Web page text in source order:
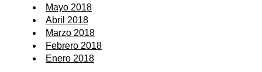
Mayo 2018
Abril 2018
Marzo 2018
Febrero 2018
Enero 2018